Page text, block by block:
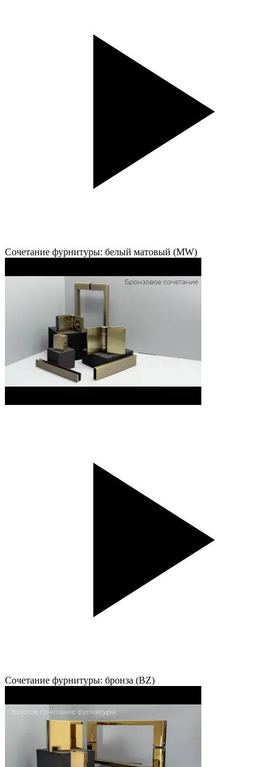
Сочетание фурнитуры: белый матовый (MW)
Сочетание фурнитуры: бронза (BZ)